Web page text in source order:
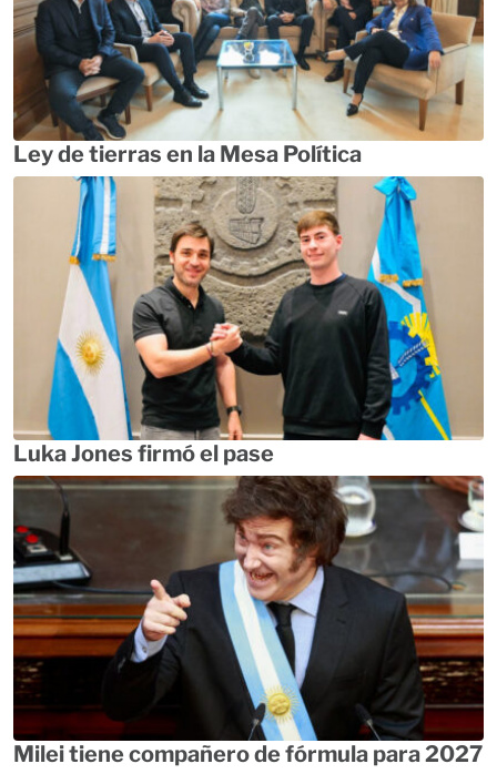
Ley de tierras en la Mesa Política
Luka Jones firmó el pase
Milei tiene compañero de fórmula para 2027